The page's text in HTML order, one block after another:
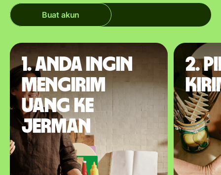
Buat akun
1. Anda ingin
mengirim
uang ke
Jerman
2.